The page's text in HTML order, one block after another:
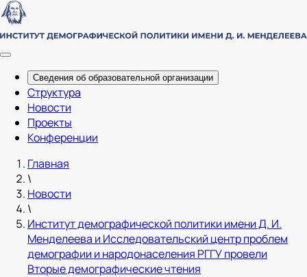
Сведения об образовательной организации
Структура
Новости
Проекты
Конференции
Главная
\
Новости
\
Институт демографической политики имени Д. И.
Менделеева и Исследовательский центр проблем
демографии и народонаселения РГГУ провели
Вторые демографические чтения